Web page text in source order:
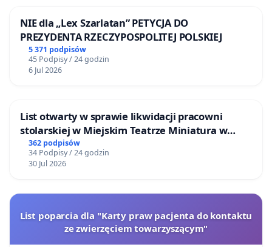
NIE dla „Lex Szarlatan” PETYCJA DO
PREZYDENTA RZECZYPOSPOLITEJ POLSKIEJ
5 371 podpisów
45 Podpisy / 24 godzin
6 Jul 2026
List otwarty w sprawie likwidacji pracowni
stolarskiej w Miejskim Teatrze Miniatura w
Gdańsku
362 podpisów
34 Podpisy / 24 godzin
30 Jul 2026
List poparcia dla "Karty praw pacjenta do kontaktu
ze zwierzęciem towarzyszącym"